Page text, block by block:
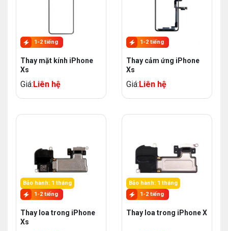
1-2 tiếng
Thay mặt kính iPhone
Xs
Giá:Liên hệ
1-2 tiếng
Thay cảm ứng iPhone
Xs
Giá:Liên hệ
Bảo hành: 1 tháng
1-2 tiếng
Thay loa trong iPhone
Xs
Bảo hành: 1 tháng
1-2 tiếng
Thay loa trong iPhone X